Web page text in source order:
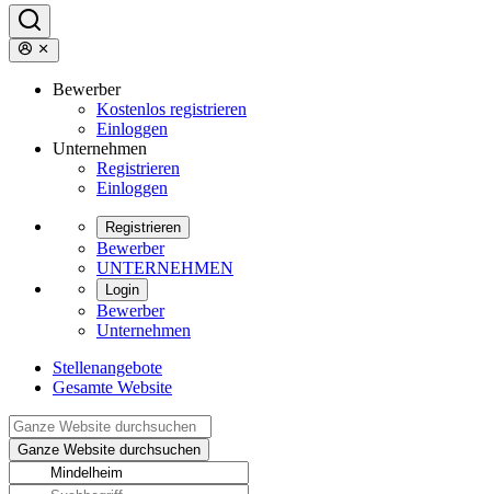
Bewerber
Kostenlos registrieren
Einloggen
Unternehmen
Registrieren
Einloggen
Registrieren
Bewerber
UNTERNEHMEN
Login
Bewerber
Unternehmen
Stellenangebote
Gesamte Website